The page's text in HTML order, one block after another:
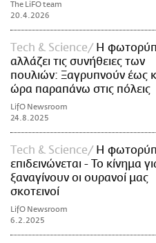
The LiFO team
20.4.2026
Τech & Science
Η
αλλάζει τις συνήθειες των
πουλιών: Ξαγρυπνούν έως
ώρα παραπάνω στις πόλεις
LifO Newsroom
24.8.2025
Τech & Science
Η
επιδεινώνεται - To κίνημα
ξαναγίνουν οι ουρανοί μας
σκοτεινοί
LifO Newsroom
6.2.2025